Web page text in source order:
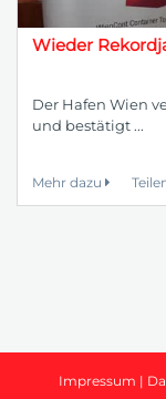
Wieder
Der Hafen Wien
und bestätigt ...
Mehr dazu
Impressum |